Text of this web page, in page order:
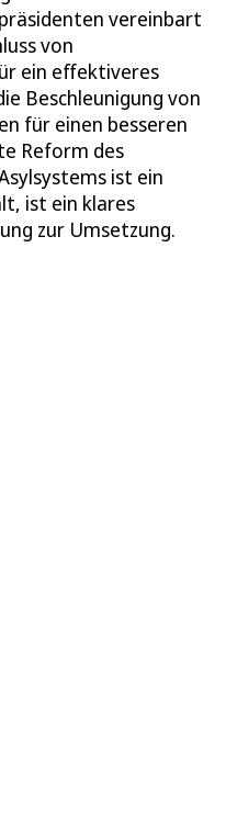
vereinbart
von
ein effektiveres
Beschleunigung von
für einen besseren
Reform des
ist ein
ist ein klares
zur Umsetzung.